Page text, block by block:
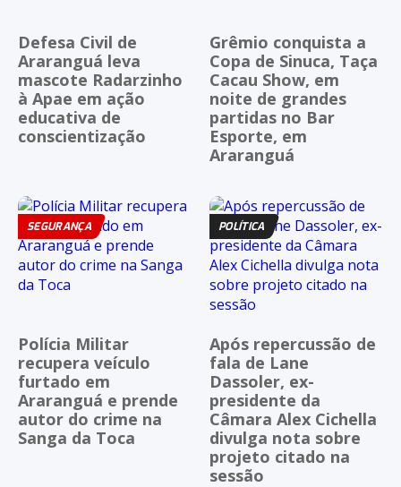
Defesa Civil de
Araranguá leva
mascote Radarzinho
à Apae em ação
educativa de
conscientização
Grêmio conquista a
Copa de Sinuca, Taça
Cacau Show, em
noite de grandes
partidas no Bar
Esporte, em
Araranguá
SEGURANÇA
Polícia Militar
recupera veículo
furtado em
Araranguá e prende
autor do crime na
Sanga da Toca
POLÍTICA
Após repercussão de
fala de Lane
Dassoler, ex-
presidente da
Câmara Alex Cichella
divulga nota sobre
projeto citado na
sessão